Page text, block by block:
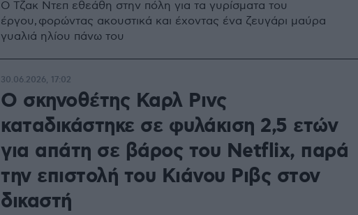
Ο Τζακ Ντεπ εθεάθη στην πόλη για τα γυρίσματα του
έργου, φορώντας ακουστικά και έχοντας ένα ζευγάρι μαύρα
γυαλιά ηλίου πάνω του
Ο σκηνοθέτης Καρλ Ρινς
καταδικάστηκε σε φυλάκιση 2,5 ετών
για απάτη σε βάρος του Netflix, παρά
την επιστολή του Κιάνου Ριβς στον
δικαστή
30.06.2026, 17:02